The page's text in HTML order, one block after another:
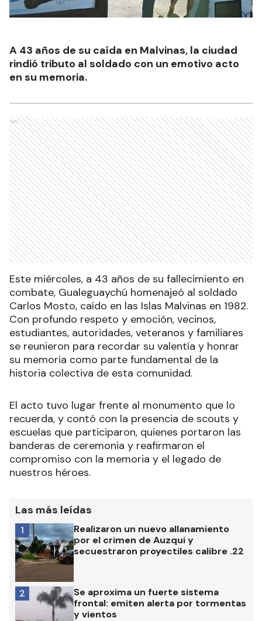
A 43 años de su caída en Malvinas, la ciudad
rindió tributo al soldado con un emotivo acto
en su memoria.
Ads
Este miércoles, a 43 años de su fallecimiento en
combate, Gualeguaychú homenajeó al soldado
Carlos Mosto, caído en las Islas Malvinas en 1982.
Con profundo respeto y emoción, vecinos,
estudiantes, autoridades, veteranos y familiares
se reunieron para recordar su valentía y honrar
su memoria como parte fundamental de la
historia colectiva de esta comunidad.
El acto tuvo lugar frente al monumento que lo
recuerda, y contó con la presencia de scouts y
escuelas que participaron, quienes portaron las
banderas de ceremonia y reafirmaron el
compromiso con la memoria y el legado de
nuestros héroes.
Las más leídas
Realizaron un nuevo allanamiento
por el crimen de Auzqui y
secuestraron proyectiles calibre .22
1
Se aproxima un fuerte sistema
frontal: emiten alerta por tormentas
y vientos
2